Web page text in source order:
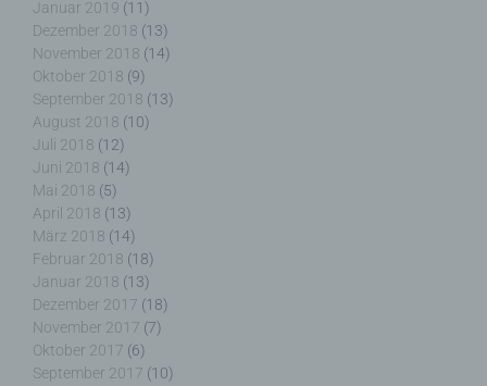
Januar 2019 (11)
Dezember 2018 (13)
November 2018 (14)
Oktober 2018 (9)
September 2018 (13)
August 2018 (10)
Juli 2018 (12)
Juni 2018 (14)
Mai 2018 (5)
April 2018 (13)
März 2018 (14)
Februar 2018 (18)
Januar 2018 (13)
Dezember 2017 (18)
November 2017 (7)
Oktober 2017 (6)
September 2017 (10)
juristische Person, Behörde, Einrichtung oder
andere Stelle, die personenbezogene Daten im
Auftrag des Verantwortlichen verarbeitet.
i) Empfänger
Empfänger ist eine natürliche oder juristische
Person, Behörde, Einrichtung oder andere Stelle,
der personenbezogene Daten offengelegt werden,
unabhängig davon, ob es sich bei ihr um einen
Dritten handelt oder nicht. Behörden, die im
Rahmen eines bestimmten Untersuchungsauftrags
nach dem Unionsrecht oder dem Recht der
Mitgliedstaaten möglicherweise